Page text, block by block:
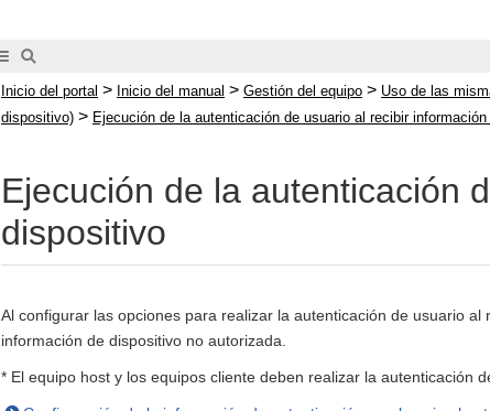
Inicio del portal > Inicio del manual > Gestión del equipo > Uso de las
dispositivo) > Ejecución de la autenticación de usuario al recibir
Ejecución de la autenticación
dispositivo
Al configurar las opciones para realizar la autenticación de usuario
información de dispositivo no autorizada.
* El equipo host y los equipos cliente deben realizar la autenticación